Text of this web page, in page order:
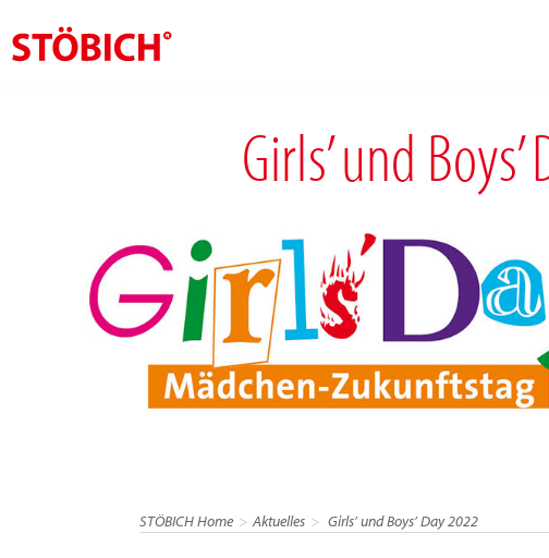
Referenzen
Themenwelten
News
Girls’ und
STÖBICH Home Aktuelles Girls’ und Boys’ Day 2022